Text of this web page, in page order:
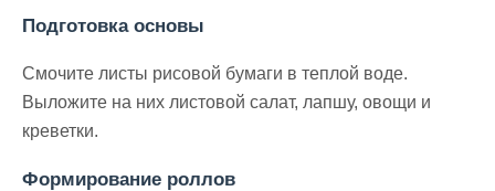
Подготовка основы
Смочите листы рисовой бумаги в теплой воде.
Выложите на них листовой салат, лапшу, овощи и
креветки.
Формирование роллов